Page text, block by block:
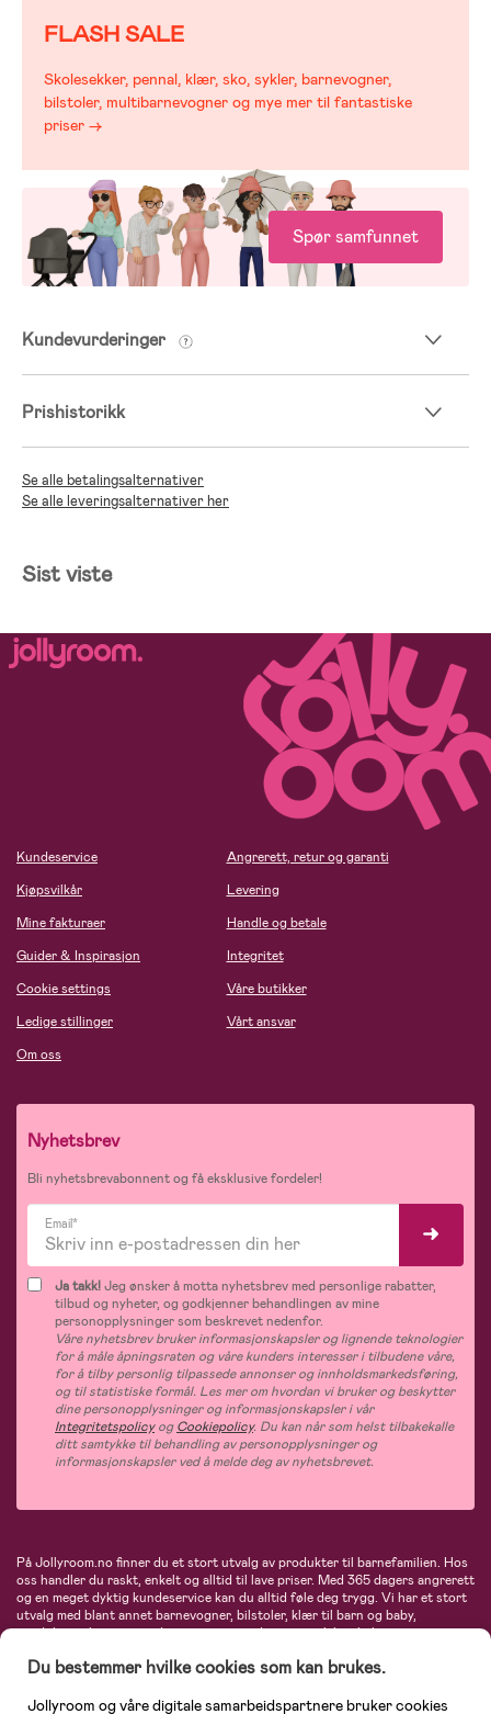
FLASH SALE
Skolesekker, pennal, klær, sko, sykler, barnevogner,
bilstoler, multibarnevogner og mye mer til fantastiske
priser →
Spør samfunnet
Kundevurderinger
Prishistorikk
Se alle betalingsalternativer
Se alle leveringsalternativer her
Sist viste
Kundeservice
Kjøpsvilkår
Mine fakturaer
Guider & Inspirasjon
Cookie settings
Ledige stillinger
Om oss
Angrerett, retur og garanti
Levering
Handle og betale
Integritet
Våre butikker
Vårt ansvar
Nyhetsbrev
Bli nyhetsbrevabonnent og få eksklusive fordeler!
Email*
Ja takk!Jeg ønsker å motta nyhetsbrev med personlige rabatter,
tilbud og nyheter, og godkjenner behandlingen av mine
personopplysninger som beskrevet nedenfor.
Våre nyhetsbrev bruker informasjonskapsler og lignende teknologier
for å måle åpningsraten og våre kunders interesser i tilbudene våre,
for å tilby personlig tilpassede annonser og innholdsmarkedsføring,
og til statistiske formål. Les mer om hvordan vi bruker og beskytter
dine personopplysninger og informasjonskapsler i vår
IntegritetspolicyogCookiepolicy. Du kan når som helst tilbakekalle
ditt samtykke til behandling av personopplysninger og
informasjonskapsler ved å melde deg av nyhetsbrevet.
På Jollyroom.no finner du et stort utvalg av produkter til barnefamilien. Hos
oss handler du raskt, enkelt og alltid til lave priser. Med 365 dagers angrerett
og en meget dyktig kundeservice kan du alltid føle deg trygg. Vi har et stort
utvalg med blant annet barnevogner, bilstoler, klær til barn og baby,
produkter til mor, mengder av inspirerende interiør, leker, babyustyr og mye
Maxi-Cosi, Baby Jogger, BabyBjörn, Didriksons, KidKraft, Ergobaby, Philips
største nettbutikk for barn og baby!
Du bestemmer hvilke cookies som kan brukes.
Jollyroom og våre digitale samarbeidspartnere bruker cookies